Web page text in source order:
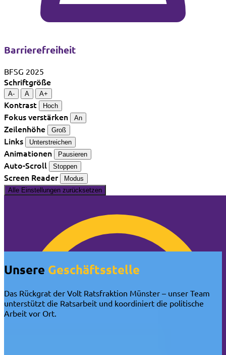
Barrierefreiheit
BFSG 2025
Schriftgröße
A- A A+
Kontrast Hoch
Fokus verstärken An
Zeilenhöhe Groß
Links Unterstreichen
Animationen Pausieren
Auto-Scroll Stoppen
Screen Reader
Modus
Alle Einstellungen zurücksetzen
🍪 Cookie-Info
Unsere Geschäftsstelle
Das Rückgrat der Volt Ratsfraktion Münster – unser Team
unterstützt die Ratsarbeit und koordiniert die politische
Arbeit vor Ort.